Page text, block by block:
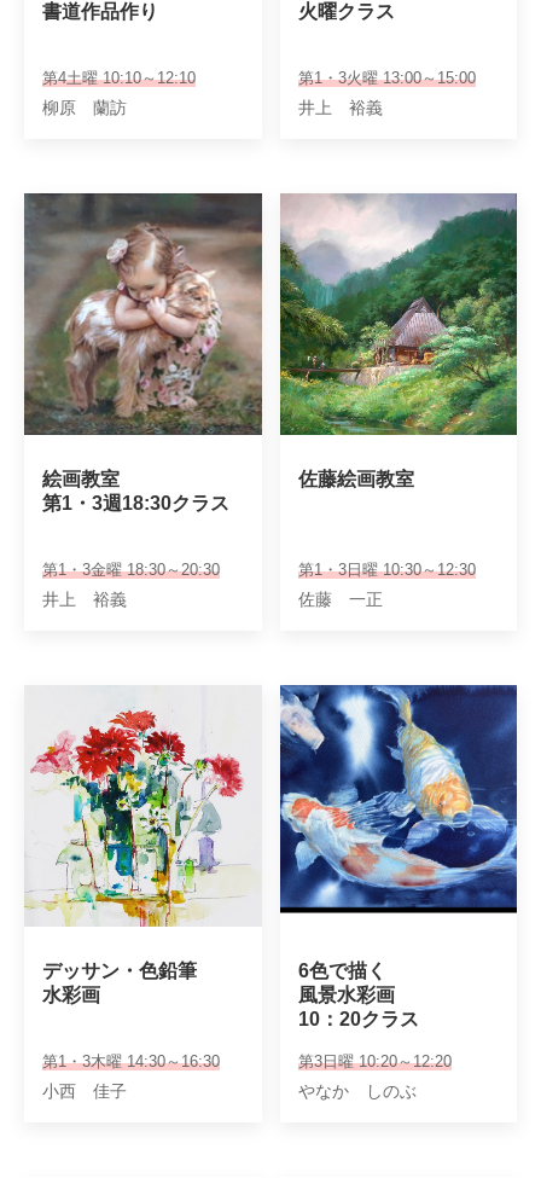
書道作品作り
第4土曜 10:10～12:10
柳原 蘭訪
火曜クラス
第1・3火曜 13:00～15:00
井上 裕義
絵画教室
第1・3週18:30クラス
第1・3金曜 18:30～20:30
井上 裕義
佐藤絵画教室
第1・3日曜 10:30～12:30
佐藤 一正
デッサン・色鉛筆
水彩画
第1・3木曜 14:30～16:30
小西 佳子
6色で描く
風景水彩画
10：20クラス
第3日曜 10:20～12:20
やなか しのぶ